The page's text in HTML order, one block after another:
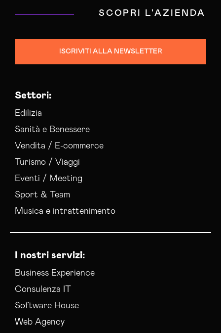
SCOPRI L'AZIENDA
ISCRIVITI ALLA NEWSLETTER
Settori:
Edilizia
Sanità e Benessere
Vendita / E-commerce
Turismo / Viaggi
Eventi / Meeting
Sport & Team
Musica e intrattenimento
I nostri servizi:
Business Experience
Consulenza IT
Software House
Web Agency